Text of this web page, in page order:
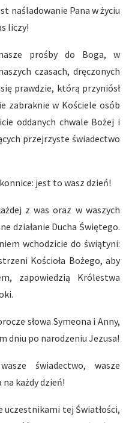
naśladowanie Pana w życiu
liczy!
prośby do Boga, w
czasach, dręczonych
prawdzie, którą przyniósł
zabraknie w Kościele osób
oddanych chwale Bożej i
przejrzyste świadectwo
jest to wasz dzień!
z was oraz w waszych
działanie Ducha Świętego.
wchodzicie do świątyni:
Kościoła Bożego, aby
zapowiedzią Królestwa
słowa Symeona i Anny,
dniu po narodzeniu Jezusa!
świadectwo, wasze
każdy dzień!
uczestnikami tej Światłości,